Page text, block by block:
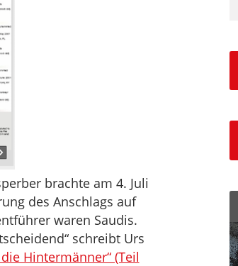
brachte am 4. Juli
des Anschlags auf
waren Saudis.
schreibt Urs
Hintermänner“ (Teil